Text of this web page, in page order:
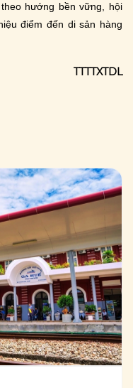
hướng bền vững, hội
điểm đến di sản hàng
TTTTXTDL